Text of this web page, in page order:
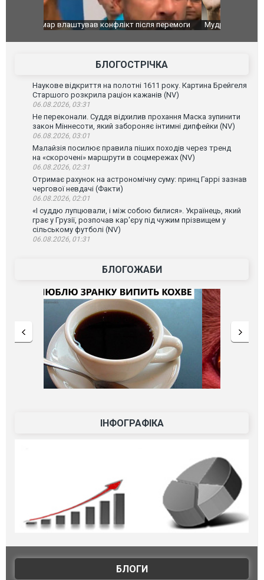
Мудрик провів перший матч за "Челсі" після
під час
Франції
БЛОГОСТРІЧКА
Наукове відкриття на полотні 1611 року. Картина Брейгеля
Старшого розкрила раціон кажанів (NV)
06.08.2026, 03:31
Не переконали. Суддя відхилив прохання Маска зупинити
закон Міннесоти, який забороняє інтимні дипфейки (NV)
06.08.2026, 03:01
Малайзія посилює правила піших походів через тренд
на «скорочені» маршрути в соцмережах (NV)
06.08.2026, 02:31
Отримає рахунок на астрономічну суму: принц Гаррі зазнав
чергової невдачі (Факти)
06.08.2026, 02:01
«І суддю лупцювали, і між собою билися». Українець, який
грає у Грузії, розпочав кар'єру під чужим прізвищем у
сільському футболі (NV)
06.08.2026, 01:31
БЛОГОЖАБИ
ІНФОГРАФІКА
БЛОГИ